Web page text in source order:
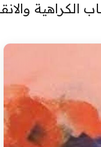
الكراهية